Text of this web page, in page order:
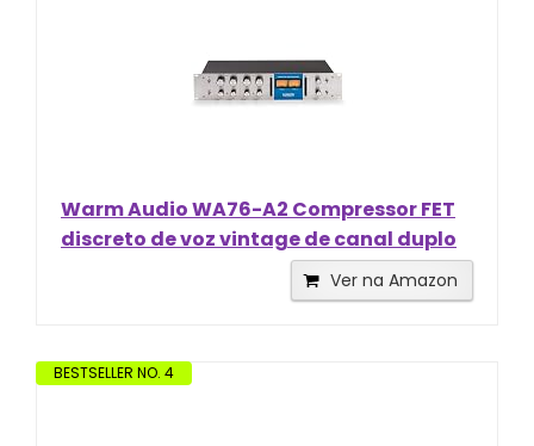
Warm Audio WA76-A2 Compressor FET
discreto de voz vintage de canal duplo
Ver na Amazon
BESTSELLER NO. 4